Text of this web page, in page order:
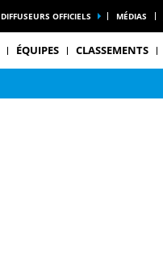
DIFFUSEURS OFFICIELS MÉDIAS
ÉQUIPES CLASSEMENTS